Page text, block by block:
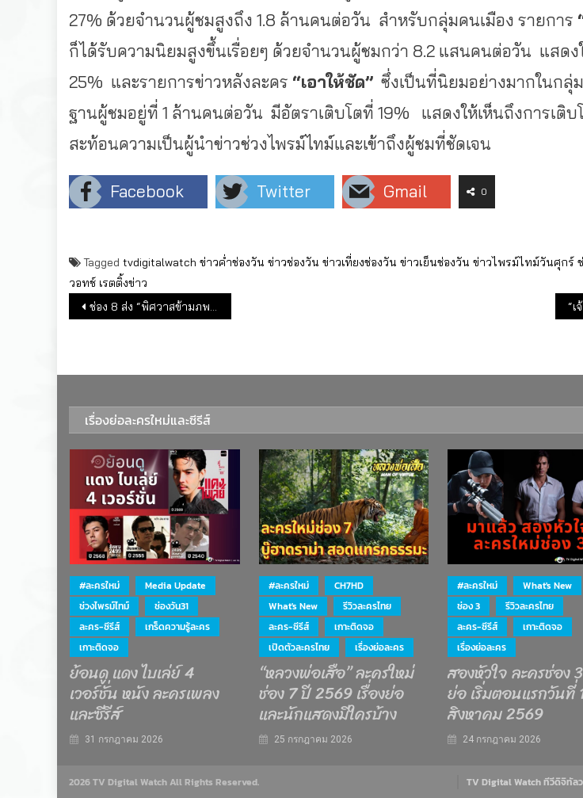
27% ด้วยจำนวนผู้ชมสูงถึง 1.8 ล้านคนต่อวัน สำหรับกลุ่มคนเมือง รายการ
ก็ได้รับความนิยมสูงขึ้นเรื่อยๆ ด้วยจำนวนผู้ชมกว่า 8.2 แสนคนต่อวัน แสดง
25% และรายการข่าวหลังละคร “เอาให้ชัด” ซึ่งเป็นที่นิยมอย่างมากในกลุ่
ฐานผู้ชมอยู่ที่ 1 ล้านคนต่อวัน มีอัตราเติบโตที่ 19% แสดงให้เห็นถึงการเติบ
สะท้อนความเป็นผู้นำข่าวช่วงไพรม์ไทม์และเข้าถึงผู้ชมที่ชัดเจน
Facebook Twitter Gmail 0
Tagged tvdigitalwatch ข่าวค่ำช่องวัน ข่าวช่องวัน ข่าวเที่ยงช่องวัน ข่าวเย็นช่องวัน ข่าวไพรม์ไทม์วันศุกร์
วอทช์ เรตติ้งข่าว
แนะแนวเรื่อง
ช่อง 8 ส่ง “พิศวาสข้ามภพ” ลงจอ พร้อมเล่าขานตำนานรักนางตะเคียน
เรื่องย่อละครใหม่และซีรีส์
#ละครใหม่
Media Update
ช่วงไพรม์ไทม์
ช่องวัน31
ละคร-ซีรีส์
เกร็ดความรู้ละคร
เกาะติดจอ
ย้อนดู แดง ไบเล่ย์ 4
เวอร์ชั่น หนัง ละครเพลง
และซีรีส์
31 กรกฎาคม 2026
#ละครใหม่
CH7HD
What's New
รีวิวละครไทย
ละคร-ซีรีส์
เกาะติดจอ
เปิดตัวละครไทย
เรื่องย่อละคร
“หลวงพ่อเสือ” ละครใหม่
ช่อง 7 ปี 2569 เรื่องย่อ
และนักแสดงมีใครบ้าง
25 กรกฎาคม 2026
#ละครใหม่
What's New
ช่อง 3
รีวิวละครไทย
ละคร-ซีรีส์
เกาะติดจอ
เรื่องย่อละคร
สองหัวใจ ละครช่อง
ย่อ เริ่มตอนแรกวันที่
สิงหาคม 2569
24 กรกฎาคม 2026
2026 TV Digital Watch All Rights Reserved. TV Digital Watch ทีวีดิจิทัล